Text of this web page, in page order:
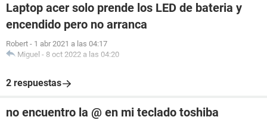
Laptop acer solo prende los LED de bateria y
encendido pero no arranca
Robert - 1 abr 2021 a las 04:17
Miguel - 8 oct 2022 a las 04:20
2 respuestas
no encuentro la @ en mi teclado toshiba